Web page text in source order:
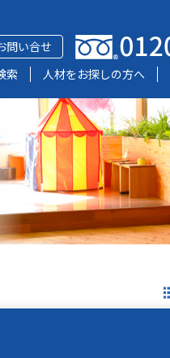
問い合せ
索 人材をお探しの方へ